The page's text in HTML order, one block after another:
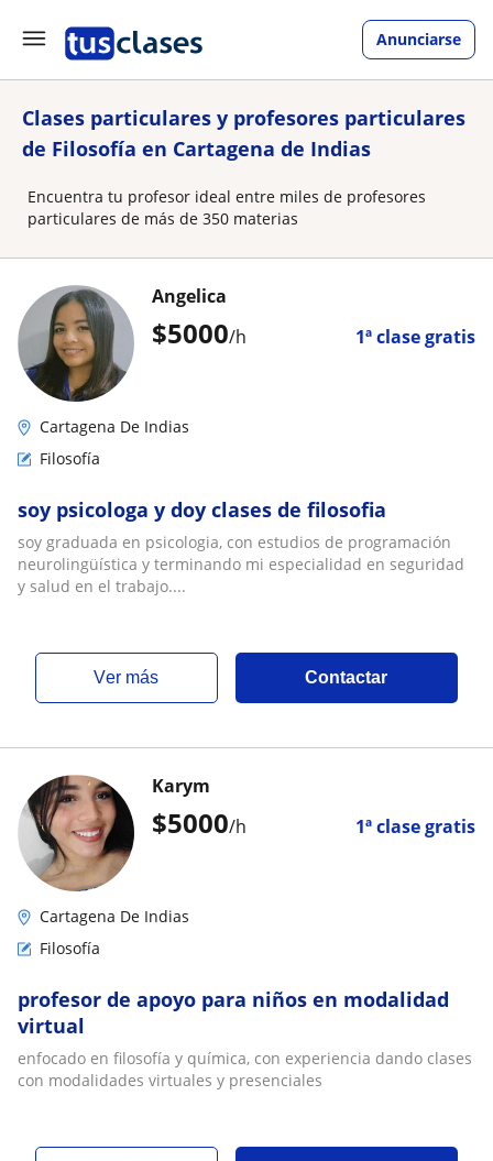
Anunciarse
Clases particulares y profesores particulares
de Filosofía en Cartagena de Indias
Encuentra tu profesor ideal entre miles de profesores
particulares de más de 350 materias
$5000/h 1ª clase gratis
Angelica
Cartagena De Indias
Filosofía
soy psicologa y doy clases de filosofia
soy graduada en psicologia, con estudios de programación
neurolingüística y terminando mi especialidad en seguridad
y salud en el trabajo....
ver más Contactar
$5000/h 1ª clase gratis
Karym
Cartagena De Indias
Filosofía
profesor de apoyo para niños en modalidad
virtual
enfocado en filosofía y química, con experiencia dando clases
con modalidades virtuales y presenciales